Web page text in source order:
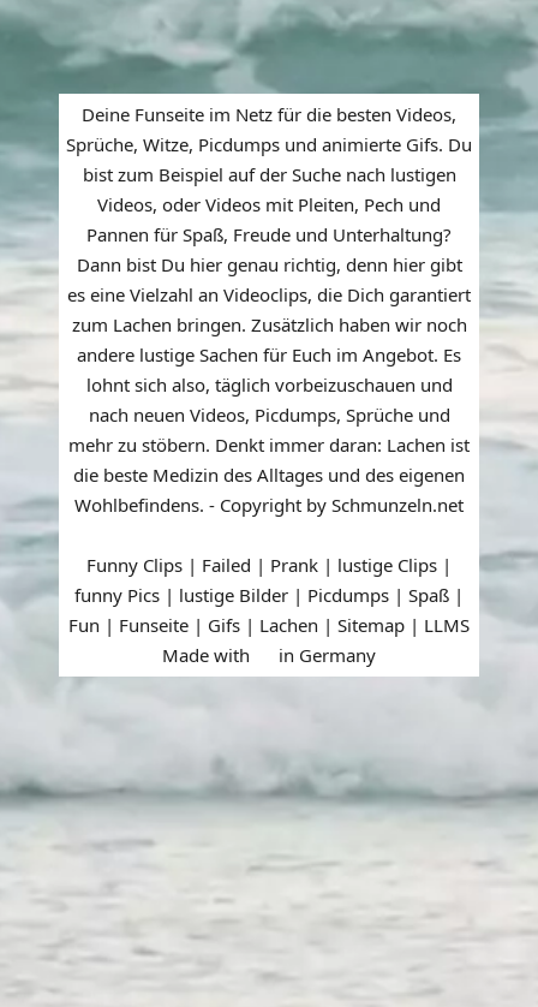
Deine Funseite im Netz für die besten Videos,
Sprüche, Witze, Picdumps und animierte Gifs. Du
bist zum Beispiel auf der Suche nach lustigen
Videos, oder Videos mit Pleiten, Pech und
Pannen für Spaß, Freude und Unterhaltung?
Dann bist Du hier genau richtig, denn hier gibt
es eine Vielzahl an Videoclips, die Dich garantiert
zum Lachen bringen. Zusätzlich haben wir noch
andere lustige Sachen für Euch im Angebot. Es
lohnt sich also, täglich vorbeizuschauen und
nach neuen Videos, Picdumps, Sprüche und
mehr zu stöbern. Denkt immer daran: Lachen ist
die beste Medizin des Alltages und des eigenen
Wohlbefindens. - Copyright by Schmunzeln.net
Funny Clips | Failed | Prank | lustige Clips |
funny Pics | lustige Bilder | Picdumps | Spaß |
Fun | Funseite | Gifs | Lachen | Sitemap | LLMS
Made with
in Germany